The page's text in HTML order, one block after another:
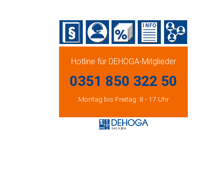
Hotline für DEHOGA-Mitglieder
0351 850 322 50
Montag bis Freitag: 8 - 17 Uhr